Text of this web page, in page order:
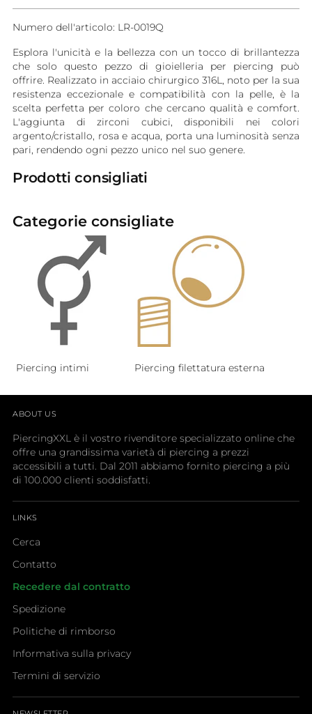
Numero dell'articolo: LR-0019Q
Esplora l'unicità e la bellezza con un tocco di brillantezza
che solo questo pezzo di gioielleria per piercing può
offrire. Realizzato in acciaio chirurgico 316L, noto per la sua
resistenza eccezionale e compatibilità con la pelle, è la
scelta perfetta per coloro che cercano qualità e comfort.
L'aggiunta di zirconi cubici, disponibili nei colori
argento/cristallo, rosa e acqua, porta una luminosità senza
pari, rendendo ogni pezzo unico nel suo genere.
Prodotti consigliati
Categorie consigliate
Piercing intimi Piercing filettatura esterna
ABOUT US
PiercingXXL è il vostro rivenditore specializzato online che
offre una grandissima varietà di piercing a prezzi
accessibili a tutti. Dal 2011 abbiamo fornito piercing a più
di 100.000 clienti soddisfatti.
LINKS
Cerca
Contatto
Recedere dal contratto
Spedizione
Politiche di rimborso
Informativa sulla privacy
Termini di servizio